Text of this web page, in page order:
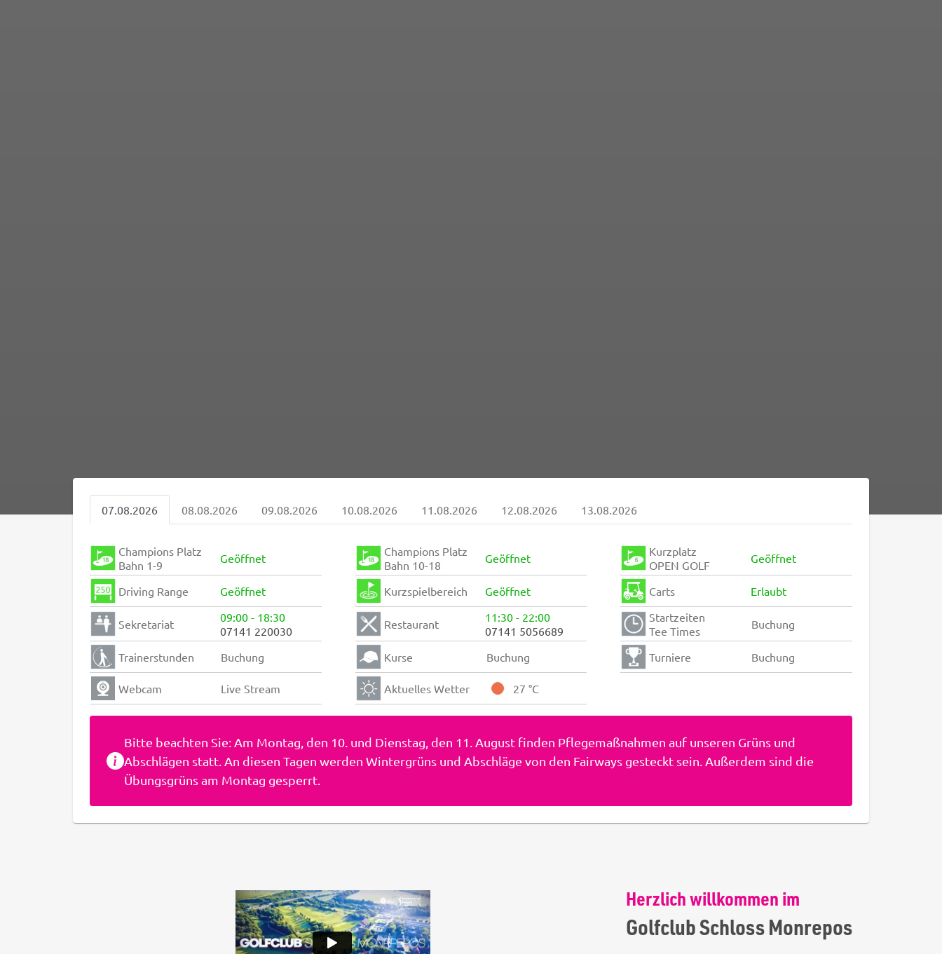
07.08.2026 08.08.2026 09.08.2026 10.08.2026 11.08.2026 12.08.2026 13.08.2026
Champions Platz
Bahn 1-9
Geöffnet
Champions Platz
Bahn 10-18
Geöffnet
Kurzplatz
OPEN GOLF
Geöffnet
Driving Range Geöffnet Kurzspielbereich Geöffnet Carts Erlaubt
Sekretariat
09:00 - 18:30
07141 220030
Restaurant
11:30 - 22:00
07141 5056689
Startzeiten
Tee Times
Buchung
Trainerstunden Buchung Kurse Buchung Turniere Buchung
Webcam Live Stream Aktuelles Wetter 27 °C
Bitte beachten Sie: Am Montag, den 10. und Dienstag, den 11. August finden Pflegemaßnahmen auf unseren Grüns und
Abschlägen statt. An diesen Tagen werden Wintergrüns und Abschläge von den Fairways gesteckt sein. Außerdem sind die
Übungsgrüns am Montag gesperrt.
Herzlich willkommen im
Golfclub Schloss Monrepos